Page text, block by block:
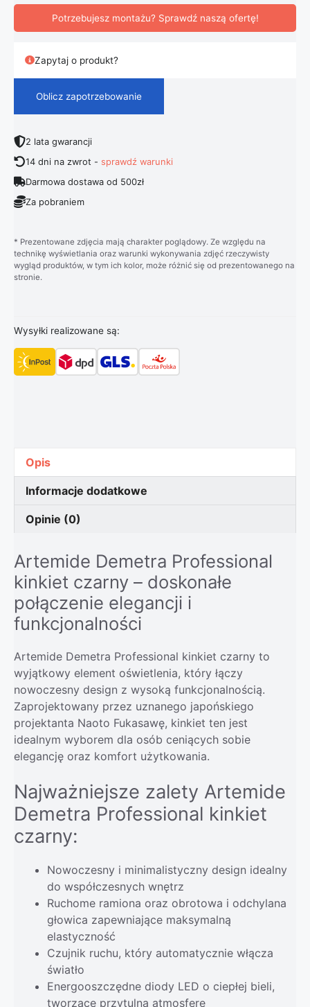
Potrzebujesz montażu? Sprawdź naszą ofertę!
Zapytaj o produkt?
Oblicz zapotrzebowanie
2 lata gwarancji
14 dni na zwrot -sprawdź warunki
Darmowa dostawa od 500zł
Za pobraniem
* Prezentowane zdjęcia mają charakter poglądowy. Ze względu na
technikę wyświetlania oraz warunki wykonywania zdjęć rzeczywisty
wygląd produktów, w tym ich kolor, może różnić się od prezentowanego na
stronie.
Wysyłki realizowane są:
Opis
Informacje dodatkowe
Opinie (0)
Artemide Demetra Professional
kinkiet czarny – doskonałe
połączenie elegancji i
funkcjonalności
Artemide Demetra Professional kinkiet czarny to
wyjątkowy element oświetlenia, który łączy
nowoczesny design z wysoką funkcjonalnością.
Zaprojektowany przez uznanego japońskiego
projektanta Naoto Fukasawę, kinkiet ten jest
idealnym wyborem dla osób ceniących sobie
elegancję oraz komfort użytkowania.
Najważniejsze zalety Artemide
Demetra Professional kinkiet
czarny:
Nowoczesny i minimalistyczny design idealny
do współczesnych wnętrz
Ruchome ramiona oraz obrotowa i odchylana
głowica zapewniające maksymalną
elastyczność
Czujnik ruchu, który automatycznie włącza
światło
Energooszczędne diody LED o ciepłej bieli,
tworzące przytulną atmosferę